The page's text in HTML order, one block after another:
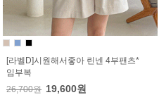
[라벨D]시원해서좋아 린넨 4부팬츠*
임부복
26,700원 19,600원